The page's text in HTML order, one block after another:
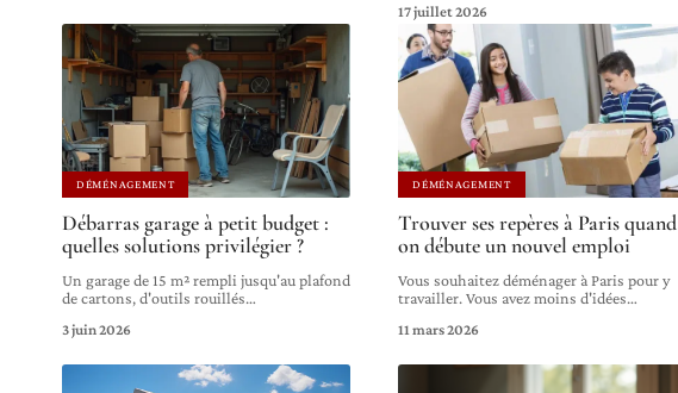
17 juillet 2026
DÉMÉNAGEMENT
Débarras garage à petit budget :
quelles solutions privilégier ?
Un garage de 15 m² rempli jusqu'au plafond
de cartons, d'outils rouillés…
3 juin 2026
DÉMÉNAGEMENT
Trouver ses repères à Paris quand
on débute un nouvel emploi
Vous souhaitez déménager à Paris pour y
travailler. Vous avez moins d'idées…
11 mars 2026